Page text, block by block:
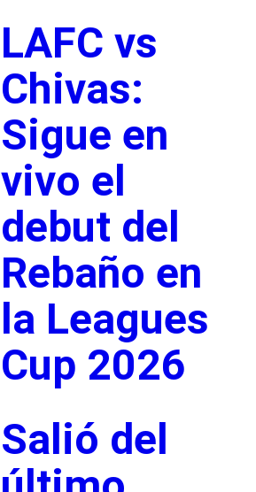
LAFC vs
Chivas:
Sigue en
vivo el
debut del
Rebaño en
la Leagues
Cup 2026
Salió del